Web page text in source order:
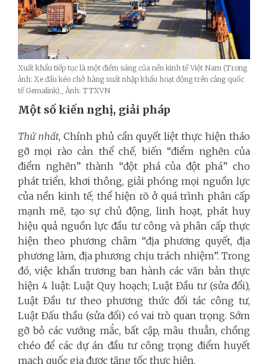
Xuất khẩu tiếp tục là một điểm sáng của nền kinh tế Việt Nam (Trong
ảnh: Xe đầu kéo chở hàng xuất nhập khẩu hoạt động trên cảng quốc
tế Gemalink)_ Ảnh: TTXVN
Một số kiến nghị, giải pháp
Thứ nhất, Chính phủ cần quyết liệt thực hiện tháo
gỡ mọi rào cản thể chế, biến “điểm nghẽn của
điểm nghẽn” thành “đột phá của đột phá” cho
phát triển, khơi thông, giải phóng mọi nguồn lực
của nền kinh tế; thể hiện rõ ở quá trình phân cấp
mạnh mẽ, tạo sự chủ động, linh hoạt, phát huy
hiệu quả nguồn lực đầu tư công và phân cấp thực
hiện theo phương châm “địa phương quyết, địa
phương làm, địa phương chịu trách nhiệm”. Trong
đó, việc khẩn trương ban hành các văn bản thực
hiện 4 luật: Luật Quy hoạch; Luật Đầu tư (sửa đổi),
Luật Đầu tư theo phương thức đối tác công tư,
Luật Đấu thầu (sửa đổi) có vai trò quan trọng. Sớm
gỡ bỏ các vướng mắc, bất cập, mâu thuẫn, chồng
chéo để các dự án đầu tư công trọng điểm huyết
mạch quốc gia được tăng tốc thực hiện.